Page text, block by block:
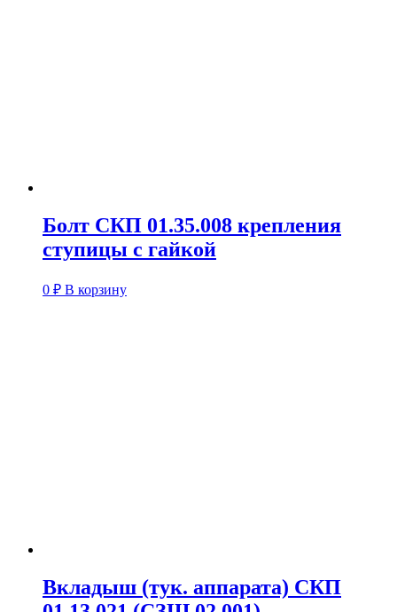
Болт СКП 01.35.008 крепления
ступицы с гайкой
0 ₽ В корзину
Вкладыш (тук. аппарата) СКП